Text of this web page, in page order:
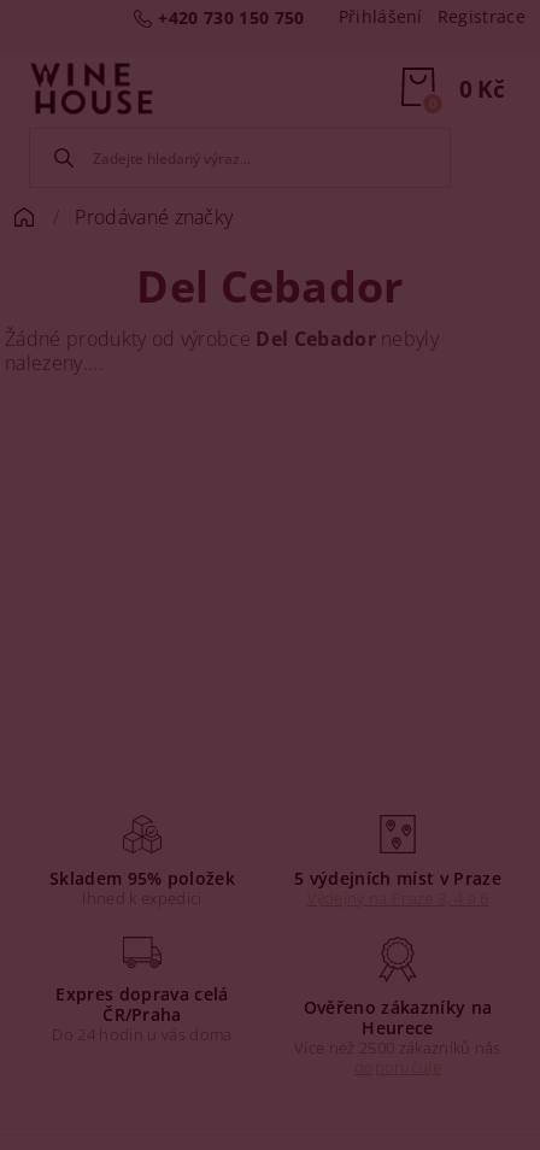
+420 730 150 750 Přihlášení Registrace
0 Kč
0
Prodávané značky
Del Cebador
Žádné produkty od výrobce Del Cebadornebyly
nalezeny....
Skladem 95% položek
Ihned k expedici
5 výdejních míst v Praze
Expres doprava celá
ČR/Praha
Do 24 hodin u vás doma
Ověřeno zákazníky na
Heurece
Více než 2500 zákazníků nás